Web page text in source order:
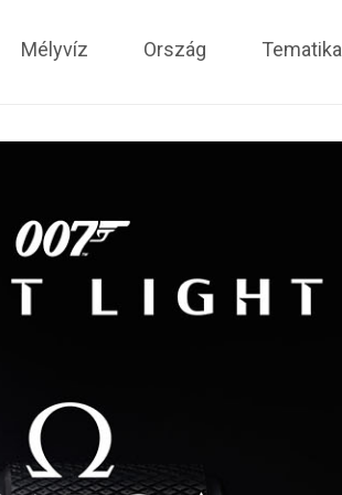
Mélyvíz Ország Tematika